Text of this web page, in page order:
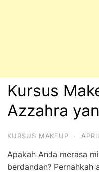
Kursus
Azzahra
KURSUS MAKEUP ·
Apakah Anda merasa
berdandan? Pernahkah